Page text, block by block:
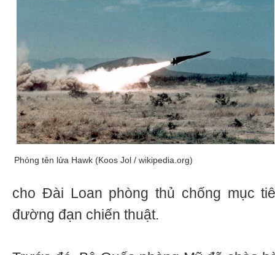
Phóng tên lửa Hawk (Koos Jol / wikipedia.org)
cho Đài Loan phòng thủ chống mục
đường đạn chiến thuật.